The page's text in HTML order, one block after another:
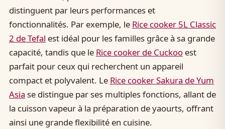
distinguent par leurs performances et
fonctionnalités. Par exemple, le Rice cooker 5L Classic
2 de Tefal est idéal pour les familles grâce à sa grande
capacité, tandis que le Rice cooker de Cuckooest
parfait pour ceux qui recherchent un appareil
compact et polyvalent. Le Rice cooker Sakura de Yum
Asia se distingue par ses multiples fonctions, allant de
la cuisson vapeur à la préparation de yaourts, offrant
ainsi une grande flexibilité en cuisine.